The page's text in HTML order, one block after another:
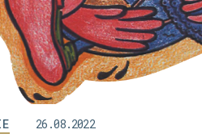
26.08.2022